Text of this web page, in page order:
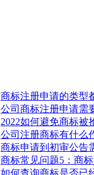
商标注册申请的类型
公司商标注册申请需
2022如何避免商标被
公司注册商标有什么
商标申请到初审公告
商标常见问题5：商
如何查询商标是否已